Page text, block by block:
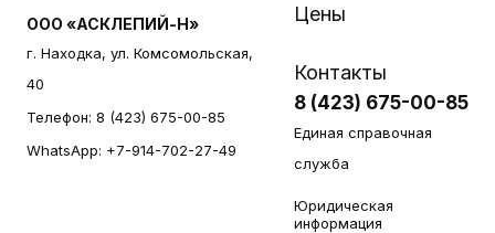
ООО «АСКЛЕПИЙ-Н»
г. Находка, ул. Комсомольская,
40
Телефон: 8 (423) 675-00-85
WhatsApp: +7-914-702-27-49
Цены
Контакты
8 (423) 675-00-85
Единая справочная
служба
Юридическая
информация